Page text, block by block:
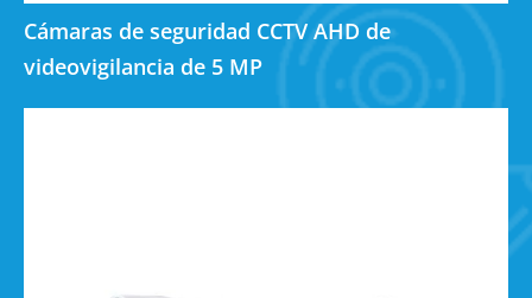
Cámaras de seguridad CCTV AHD de
videovigilancia de 5 MP